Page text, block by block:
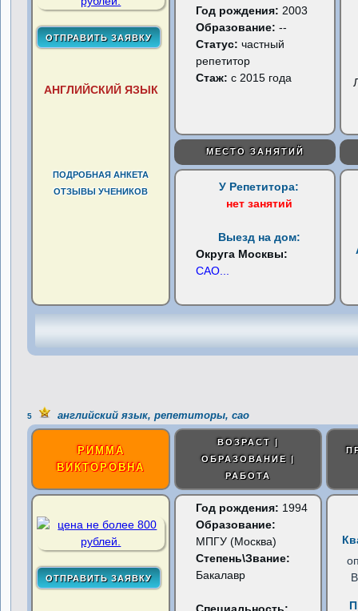
АНГЛИЙСКИЙ ЯЗЫК
ПОДРОБНАЯ АНКЕТА
ОТЗЫВЫ УЧЕНИКОВ
Год рождения: 2003
Образование: --
Статус:частный
репетитор
Стаж: с 2015 года
МЕСТО ЗАНЯТИЙ
У Репетитора:
нет занятий
Выезд на дом:
Округа Москвы:
САО
5 английский язык, репетиторы, сао
РИММА
ВИКТОРОВНА
ВОЗРАСТ |
ОБРАЗОВАНИЕ |
РАБОТА
Год рождения: 1994
Образование:
МПГУ (Москва)
Степень\Звание:
Бакалавр